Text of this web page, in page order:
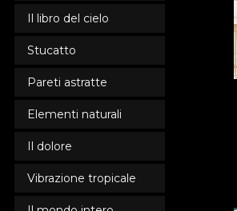
Il libro del cielo
Stucatto
Pareti astratte
Elementi naturali
Il dolore
Vibrazione tropicale